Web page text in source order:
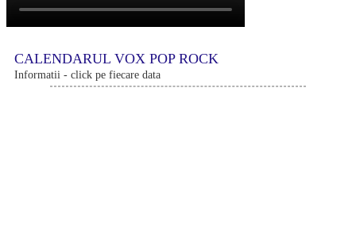
CALENDARUL VOX POP ROCK
Informatii - click pe fiecare data